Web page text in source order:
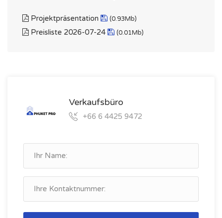
Projektpräsentation (0.93Mb)
Preisliste 2026-07-24 (0.01Mb)
Verkaufsbüro
+66 6 4425 9472